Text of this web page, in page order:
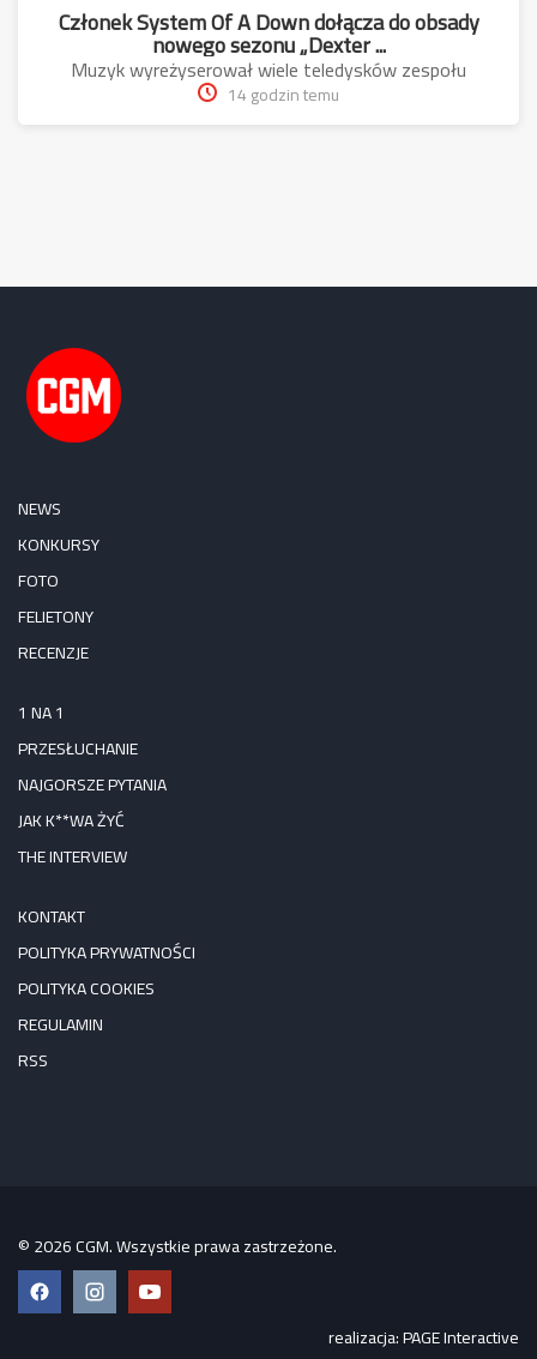
Członek System Of A Down dołącza do obsady
nowego sezonu „Dexter ...
Muzyk wyreżyserował wiele teledysków zespołu
14 godzin temu
NEWS
KONKURSY
FOTO
FELIETONY
RECENZJE
1 NA 1
PRZESŁUCHANIE
NAJGORSZE PYTANIA
JAK K**WA ŻYĆ
THE INTERVIEW
KONTAKT
POLITYKA PRYWATNOŚCI
POLITYKA COOKIES
REGULAMIN
RSS
© 2026 CGM. Wszystkie prawa zastrzeżone.
FacebookInstagramYouTube
realizacja:PAGE Interactive